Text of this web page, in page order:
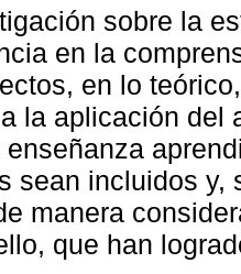
sobre la
en la
en lo
la aplicación del
enseñanza
sean incluidos y,
manera
que han